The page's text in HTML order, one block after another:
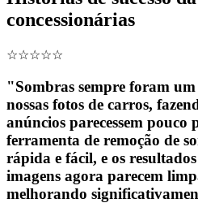
concessionárias
☆☆☆☆☆
"Sombras sempre foram
nossas fotos de carros,
anúncios parecessem pouco
ferramenta de remoção de
rápida e fácil, e os
imagens agora parecem
melhorando